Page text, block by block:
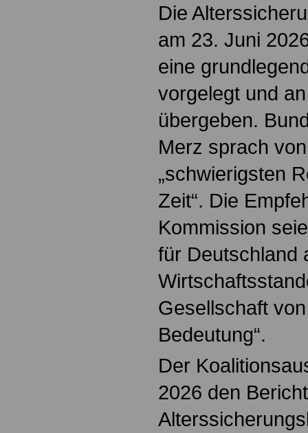
Die
am 23. Juni
eine
vorgelegt und
übergeben.
Merz sprach
„schwierigsten
Zeit“. Die
Kommission
für Deutschland
Gesellschaft
Bedeutung“.
Der
2026 den